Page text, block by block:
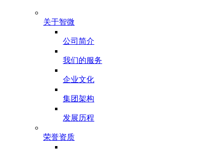
关于智微
公司简介
我们的服务
企业文化
集团架构
发展历程
荣誉资质